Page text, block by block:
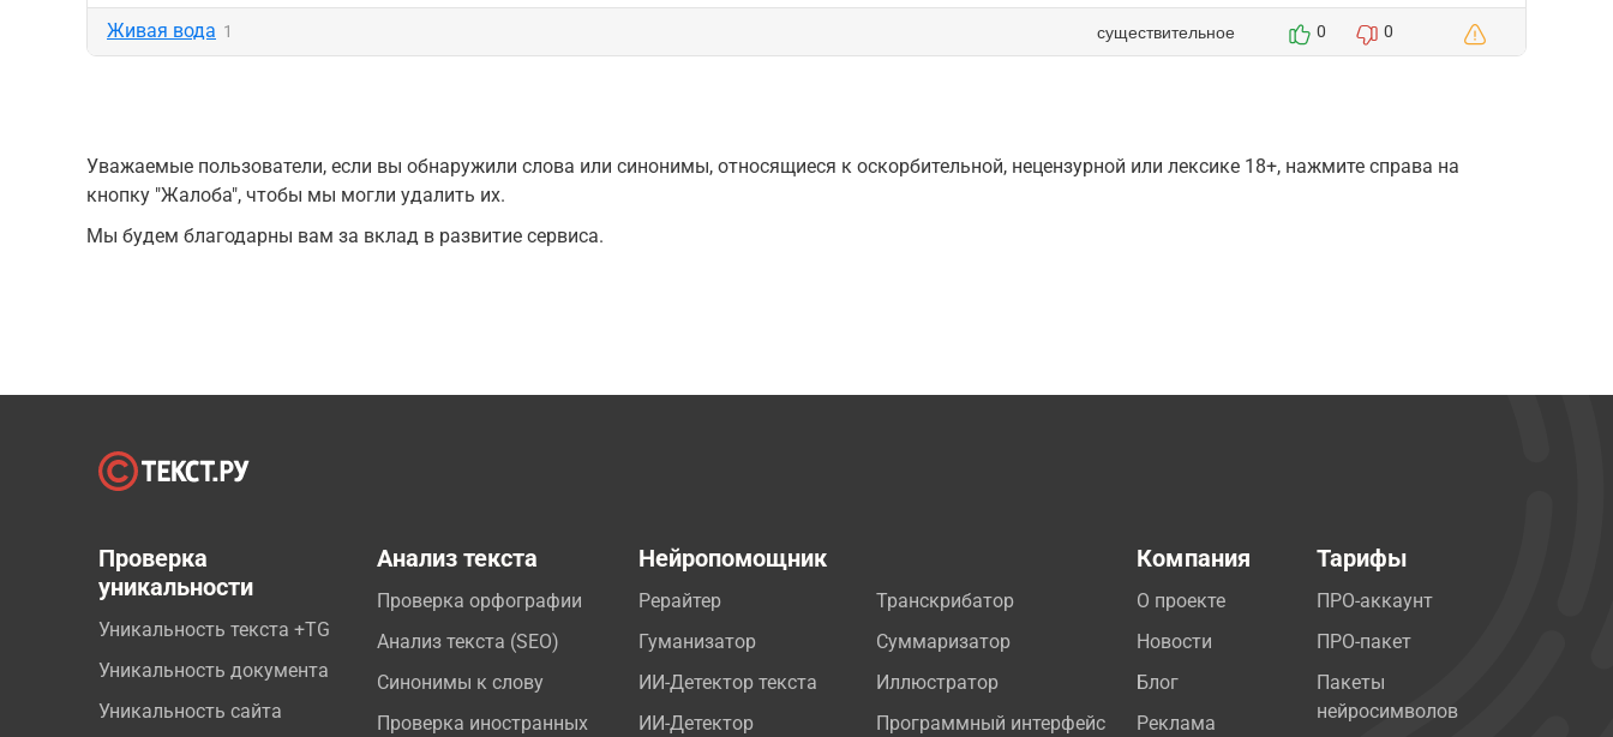
Живая вода 1 существительное 0 0
Уважаемые пользователи, если вы обнаружили слова или синонимы, относящиеся к оскорбительной, нецензурной или лексике 18+, нажмите справа на
кнопку "Жалоба", чтобы мы могли удалить их.
Мы будем благодарны вам за вклад в развитие сервиса.
Проверка
уникальности
Уникальность текста +TG
Уникальность документа
Уникальность сайта
Анализ текста
Проверка орфографии
Анализ текста (SEO)
Синонимы к слову
Проверка иностранных
Нейропомощник
Рерайтер
Гуманизатор
ИИ-Детектор текста
ИИ-Детектор
Транскрибатор
Суммаризатор
Иллюстратор
Программный интерфейс
Компания
О проекте
Новости
Блог
Реклама
Тарифы
ПРО-аккаунт
ПРО-пакет
Пакеты
нейросимволов